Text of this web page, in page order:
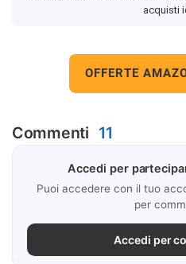
acquisti
OFFERTE
Commenti 11
Accedi per
Puoi accedere con il tuo
per
Accedi per